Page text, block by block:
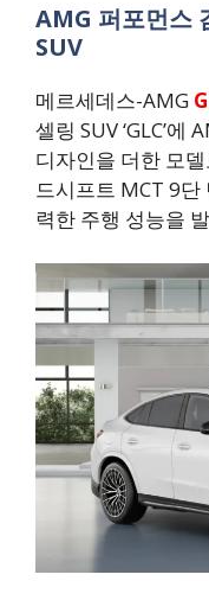
AMG 퍼포먼스
SUV
메르세데스-AMG
셀링 SUV ‘GLC’
디자인을 더한 모
드시프트 MCT 9
력한 주행 성능을